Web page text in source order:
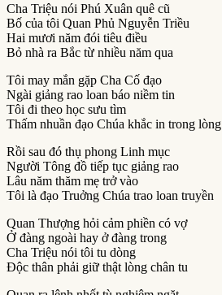
Cha Triệu nói Phú Xuân quê cũ
Bố của tôi Quan Phủ Nguyễn Triều
Hai mươi năm đói tiêu điều
Bỏ nhà ra Bắc từ nhiều năm qua
Tôi may mắn gặp Cha Cố đạo
Ngài giảng rao loan báo niềm tin
Tôi đi theo học sưu tìm
Thấm nhuần đạo Chúa khắc in trong lòng
Rồi sau đó thụ phong Linh mục
Người Tông đồ tiếp tục giảng rao
Lâu năm thăm mẹ trở vào
Tôi là đạo Truởng Chúa trao loan truyền
Quan Thượng hỏi cảm phiền có vợ
Ở đàng ngoài hay ở đàng trong
Cha Triệu nói tôi tu dòng
Ðộc thân phải giữ thật lòng chân tu